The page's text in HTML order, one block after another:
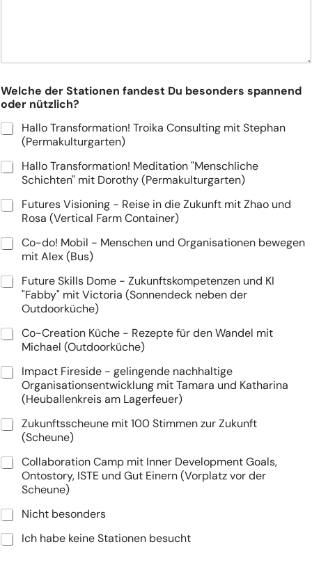
Welche der Stationen fandest Du besonders spannend
oder nützlich?
Hallo Transformation! Troika Consulting mit Stephan
(Permakulturgarten)
Hallo Transformation! Meditation "Menschliche
Schichten" mit Dorothy (Permakulturgarten)
Futures Visioning - Reise in die Zukunft mit Zhao und
Rosa (Vertical Farm Container)
Co-do! Mobil - Menschen und Organisationen bewegen
mit Alex (Bus)
Future Skills Dome - Zukunftskompetenzen und KI
"Fabby" mit Victoria (Sonnendeck neben der
Outdoorküche)
Co-Creation Küche - Rezepte für den Wandel mit
Michael (Outdoorküche)
Impact Fireside - gelingende nachhaltige
Organisationsentwicklung mit Tamara und Katharina
(Heuballenkreis am Lagerfeuer)
Zukunftsscheune mit 100 Stimmen zur Zukunft
(Scheune)
Collaboration Camp mit Inner Development Goals,
Ontostory, ISTE und Gut Einern (Vorplatz vor der
Scheune)
Nicht besonders
Ich habe keine Stationen besucht